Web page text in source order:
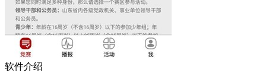
软件介绍